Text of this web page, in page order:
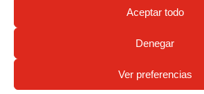
Aceptar todo
Denegar
Ver preferencias